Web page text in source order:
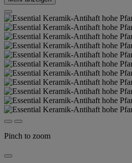
Pinch to zoom